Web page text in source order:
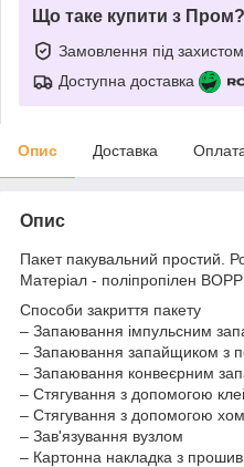
Що таке купити з Пром?
Замовлення під захистом
Доступна доставка
Опис Доставка
Опис
Пакет пакувальний простий.
Матеріал - поліпропілен
Способи закриття пакету
– Запаювання імпульсним
– Запаювання запайщиком з
– Запаювання конвеєрним
– Стягування з допомогою
– Стягування з допомогою
– Зав'язування вузлом
– Картонна накладка з